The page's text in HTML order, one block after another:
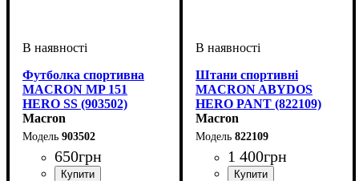
Футболка спортивна
MACRON MP 151
HERO SS (903502)
Macron
903502
650грн
Штани спортивні
MACRON ABYDOS
HERO PANT (822109)
Macron
822109
1 400грн